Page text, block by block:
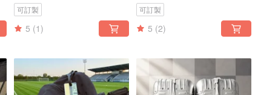
可訂製
5 (1)
可訂製
5 (2)